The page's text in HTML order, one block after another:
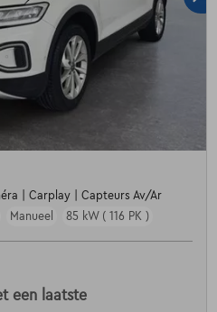
| Carplay | Capteurs Av/Ar
Manueel 85 kW ( 116 PK )
een laatste